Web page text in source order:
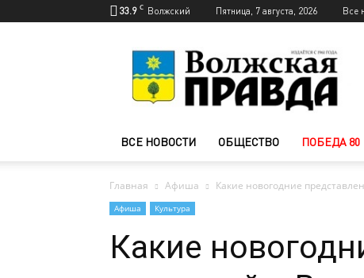
33.9 C Волжский Пятница, 7 августа, 2026 Все
Волжского
—
Волжская
ВСЕ НОВОСТИ ОБЩЕСТВО ПОБЕДА 80
Главная Афиша Какие новогодние
Афиша Культура
Какие